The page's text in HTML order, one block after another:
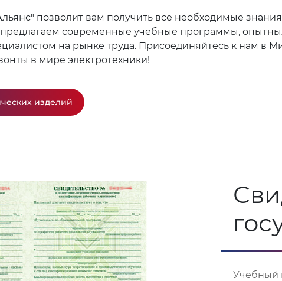
позволит вам получить все необходимые
современные учебные программы,
на рынке труда. Присоединяйтесь к нам в
в мире электротехники!
изделий
Учебный